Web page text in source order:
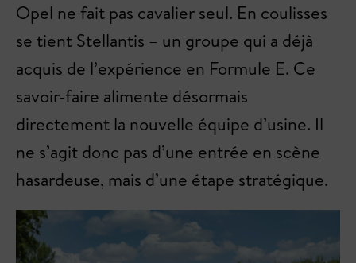
Opel ne fait pas cavalier seul. En coulisses
se tient Stellantis – un groupe qui a déjà
acquis de l’expérience en Formule E. Ce
savoir-faire alimente désormais
directement la nouvelle équipe d’usine. Il
ne s’agit donc pas d’une entrée en scène
hasardeuse, mais d’une étape stratégique.